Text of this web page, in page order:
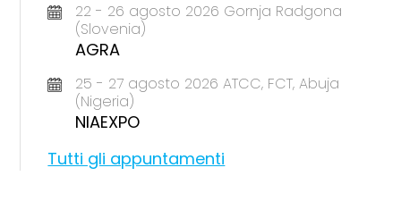
22 - 26 agosto 2026 Gornja Radgona
(Slovenia)
AGRA
25 - 27 agosto 2026 ATCC, FCT, Abuja
(Nigeria)
NIAEXPO
Tutti gli appuntamenti